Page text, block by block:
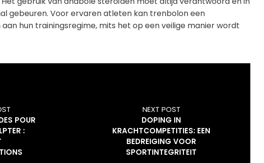
gebeuren. Voor ervaren atleten kan trenbolon een
hun trainingsregime, mits het op een veilige manier wordt
POUR
:
NEXT POST
DOPING IN
KRACHTCOMPETITIES: EEN
BEDREIGING VOOR
SPORTINTEGRITEIT